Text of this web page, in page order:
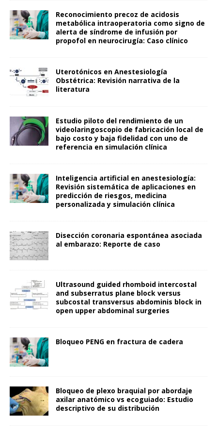
Reconocimiento precoz de acidosis
metabólica intraoperatoria como signo de
alerta de síndrome de infusión por
propofol en neurocirugía: Caso clínico
Uterotónicos en Anestesiología
Obstétrica: Revisión narrativa de la
literatura
Estudio piloto del rendimiento de un
videolaringoscopio de fabricación local de
bajo costo y baja fidelidad con uno de
referencia en simulación clínica
Inteligencia artificial en anestesiología:
Revisión sistemática de aplicaciones en
predicción de riesgos, medicina
personalizada y simulación clínica
Disección coronaria espontánea asociada
al embarazo: Reporte de caso
Ultrasound guided rhomboid intercostal
and subserratus plane block versus
subcostal transversus abdominis block in
open upper abdominal surgeries
Bloqueo PENG en fractura de cadera
Bloqueo de plexo braquial por abordaje
axilar anatómico vs ecoguiado: Estudio
descriptivo de su distribución